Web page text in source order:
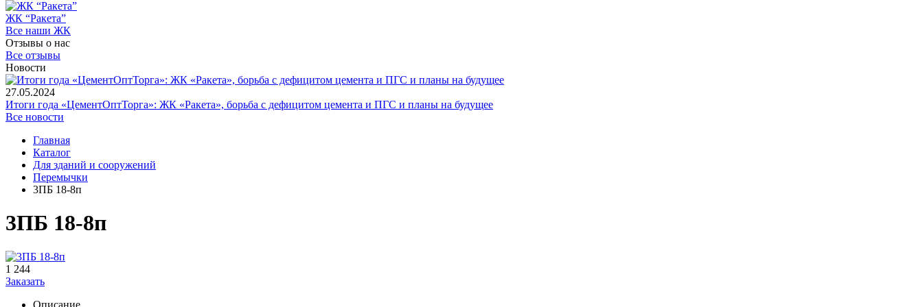
ЖК “Ракета”
Все наши ЖК
Отзывы о нас
Все отзывы
Новости
27.05.2024
Итоги года «ЦементОптТорга»: ЖК «Ракета», борьба с дефицитом цемента и ПГС и планы на будущее
Все новости
Главная
Каталог
Для зданий и сооружений
Перемычки
3ПБ 18-8п
3ПБ 18-8п
1 244
Заказать
Описание